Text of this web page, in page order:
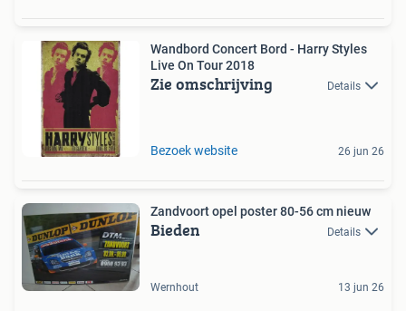
Wandbord Concert Bord - Harry Styles
Live On Tour 2018
Zie omschrijving Details
Bezoek website 26 jun 26
Zandvoort opel poster 80-56 cm nieuw
Bieden Details
Wernhout 13 jun 26